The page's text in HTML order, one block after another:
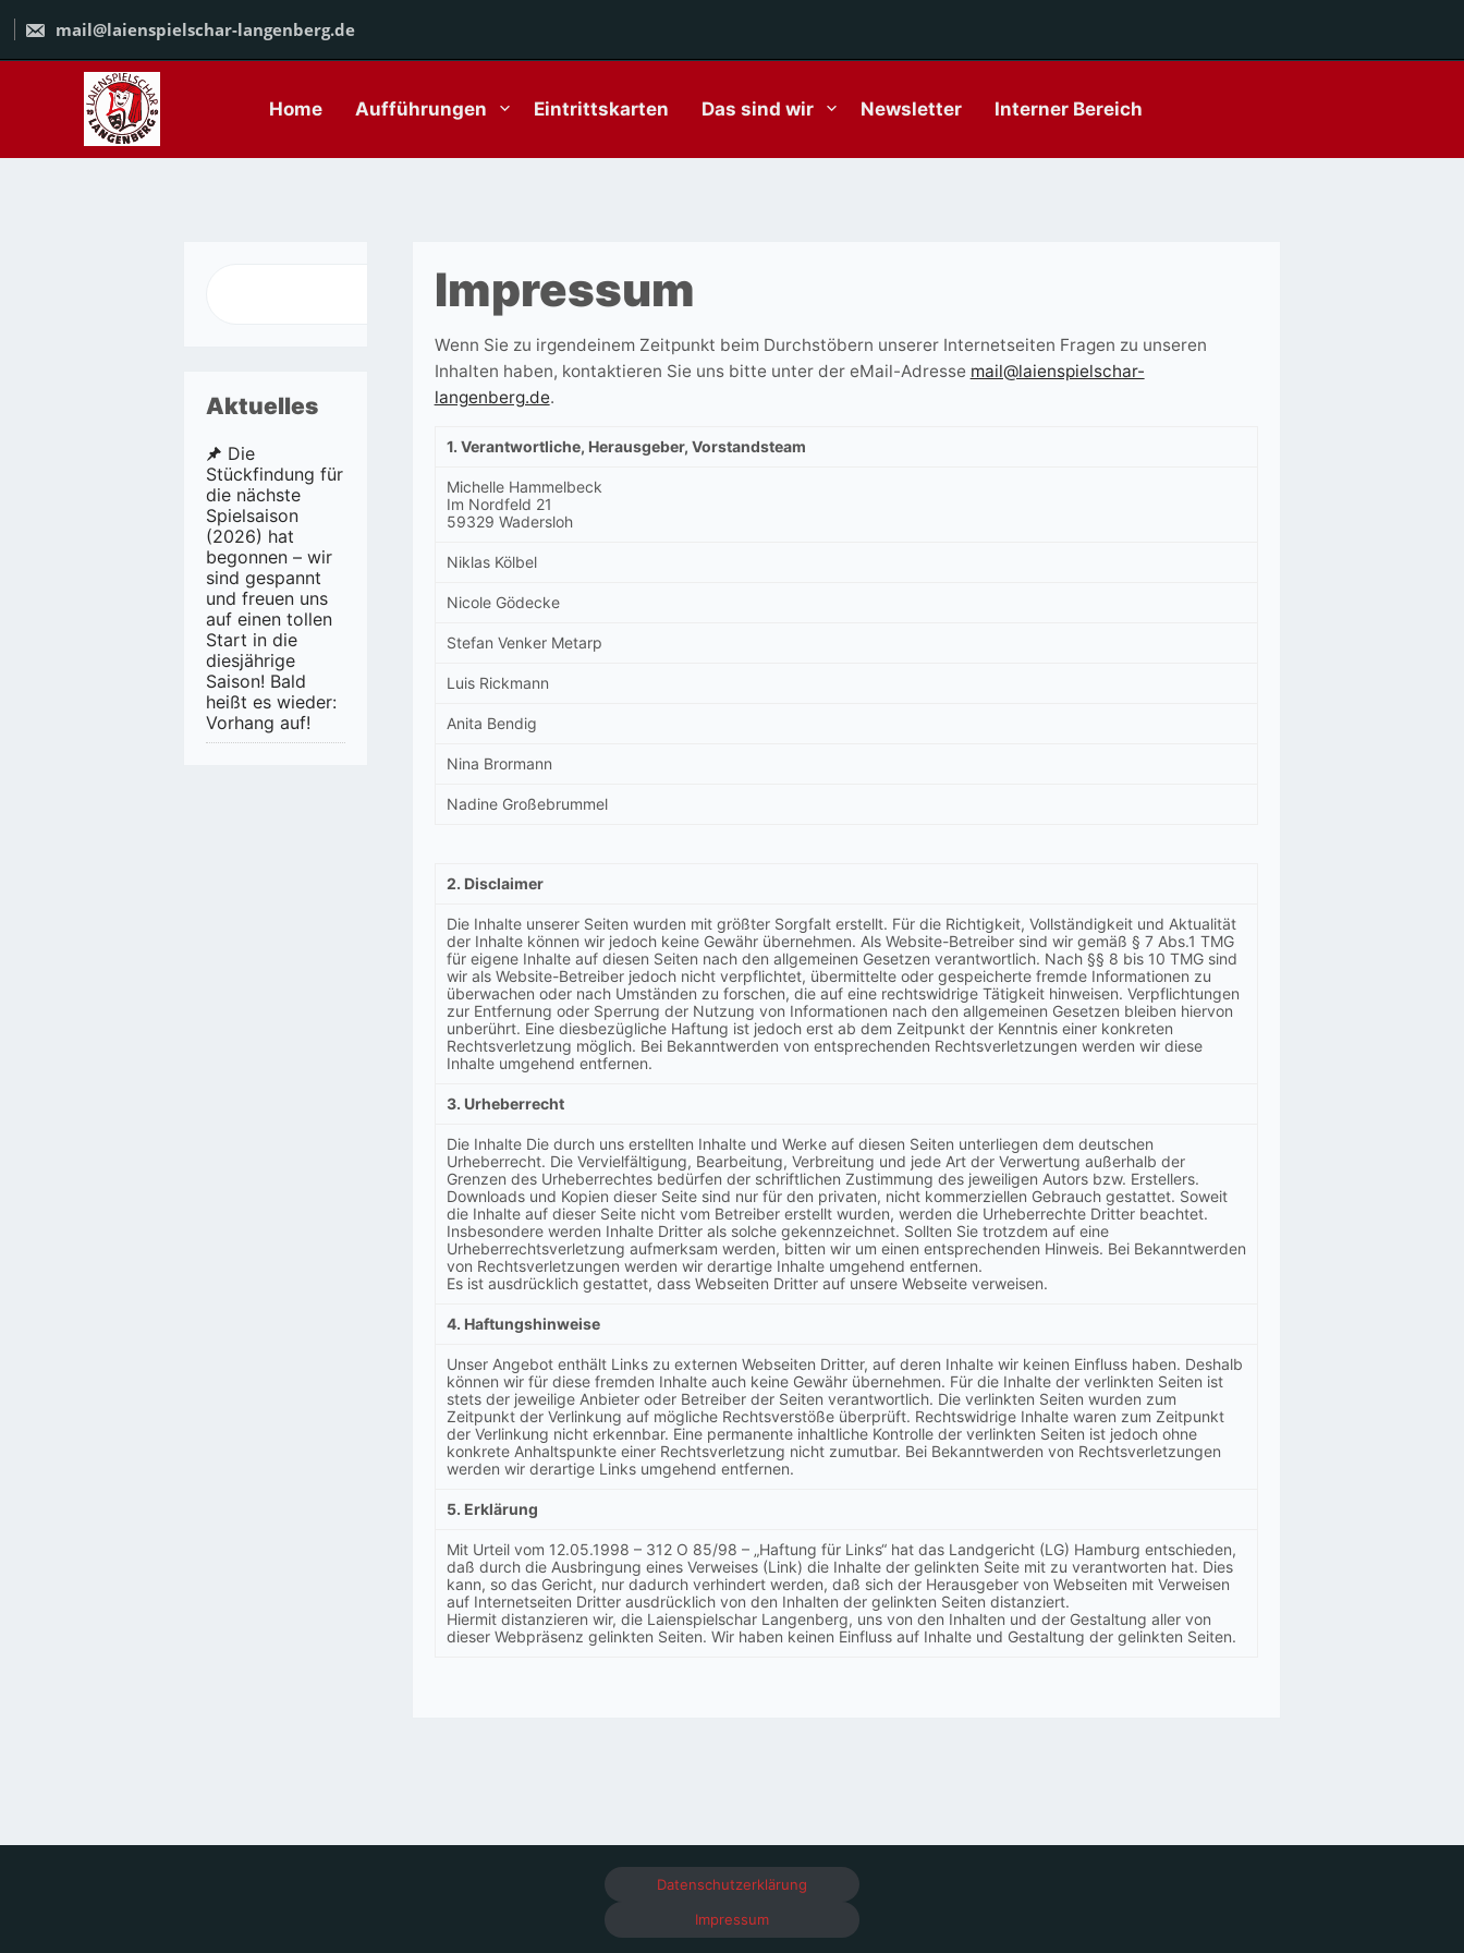
Inhalt
springen
mail@laienspielschar-langenberg.de
Home Aufführungen Eintrittskarten Das sind wir Newsletter Interner Bereich
Impressum
Wenn Sie zu irgendeinem Zeitpunkt beim Durchstöbern unserer Internetseiten Fragen zu unseren
Inhalten haben, kontaktieren Sie uns bitte unter der eMail-Adresse mail@laienspielschar-
langenberg.de.
1. Verantwortliche, Herausgeber, Vorstandsteam
Michelle Hammelbeck
Im Nordfeld 21
59329 Wadersloh
Niklas Kölbel
Nicole Gödecke
Stefan Venker Metarp
Luis Rickmann
Anita Bendig
Nina Brormann
Nadine Großebrummel
2. Disclaimer
Die Inhalte unserer Seiten wurden mit größter Sorgfalt erstellt. Für die Richtigkeit, Vollständigkeit und Aktualität
der Inhalte können wir jedoch keine Gewähr übernehmen. Als Website-Betreiber sind wir gemäß § 7 Abs.1 TMG
für eigene Inhalte auf diesen Seiten nach den allgemeinen Gesetzen verantwortlich. Nach §§ 8 bis 10 TMG sind
wir als Website-Betreiber jedoch nicht verpflichtet, übermittelte oder gespeicherte fremde Informationen zu
überwachen oder nach Umständen zu forschen, die auf eine rechtswidrige Tätigkeit hinweisen. Verpflichtungen
zur Entfernung oder Sperrung der Nutzung von Informationen nach den allgemeinen Gesetzen bleiben hiervon
unberührt. Eine diesbezügliche Haftung ist jedoch erst ab dem Zeitpunkt der Kenntnis einer konkreten
Rechtsverletzung möglich. Bei Bekanntwerden von entsprechenden Rechtsverletzungen werden wir diese
Inhalte umgehend entfernen.
3. Urheberrecht
Die Inhalte Die durch uns erstellten Inhalte und Werke auf diesen Seiten unterliegen dem deutschen
Urheberrecht. Die Vervielfältigung, Bearbeitung, Verbreitung und jede Art der Verwertung außerhalb der
Grenzen des Urheberrechtes bedürfen der schriftlichen Zustimmung des jeweiligen Autors bzw. Erstellers.
Downloads und Kopien dieser Seite sind nur für den privaten, nicht kommerziellen Gebrauch gestattet. Soweit
die Inhalte auf dieser Seite nicht vom Betreiber erstellt wurden, werden die Urheberrechte Dritter beachtet.
Insbesondere werden Inhalte Dritter als solche gekennzeichnet. Sollten Sie trotzdem auf eine
Urheberrechtsverletzung aufmerksam werden, bitten wir um einen entsprechenden Hinweis. Bei Bekanntwerden
von Rechtsverletzungen werden wir derartige Inhalte umgehend entfernen.
Es ist ausdrücklich gestattet, dass Webseiten Dritter auf unsere Webseite verweisen.
4. Haftungshinweise
Unser Angebot enthält Links zu externen Webseiten Dritter, auf deren Inhalte wir keinen Einfluss haben. Deshalb
können wir für diese fremden Inhalte auch keine Gewähr übernehmen. Für die Inhalte der verlinkten Seiten ist
stets der jeweilige Anbieter oder Betreiber der Seiten verantwortlich. Die verlinkten Seiten wurden zum
Zeitpunkt der Verlinkung auf mögliche Rechtsverstöße überprüft. Rechtswidrige Inhalte waren zum Zeitpunkt
der Verlinkung nicht erkennbar. Eine permanente inhaltliche Kontrolle der verlinkten Seiten ist jedoch ohne
konkrete Anhaltspunkte einer Rechtsverletzung nicht zumutbar. Bei Bekanntwerden von Rechtsverletzungen
werden wir derartige Links umgehend entfernen.
5. Erklärung
Mit Urteil vom 12.05.1998 – 312 O 85/98 – „Haftung für Links“ hat das Landgericht (LG) Hamburg entschieden,
daß durch die Ausbringung eines Verweises (Link) die Inhalte der gelinkten Seite mit zu verantworten hat. Dies
kann, so das Gericht, nur dadurch verhindert werden, daß sich der Herausgeber von Webseiten mit Verweisen
auf Internetseiten Dritter ausdrücklich von den Inhalten der gelinkten Seiten distanziert.
Hiermit distanzieren wir, die Laienspielschar Langenberg, uns von den Inhalten und der Gestaltung aller von
dieser Webpräsenz gelinkten Seiten. Wir haben keinen Einfluss auf Inhalte und Gestaltung der gelinkten Seiten.
Aktuelles
Die
Stückfindung für
die nächste
Spielsaison
(2026) hat
begonnen – wir
sind gespannt
und freuen uns
auf einen tollen
Start in die
diesjährige
Saison! Bald
heißt es wieder:
Vorhang auf!
Datenschutzerklärung
Impressum